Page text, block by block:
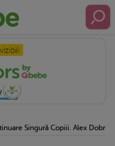
Singură Copiii. Alex